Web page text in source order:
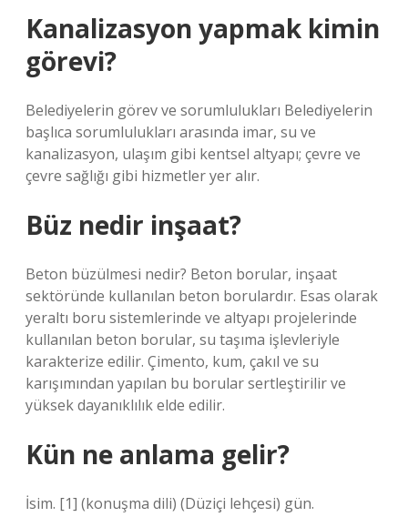
Kanalizasyon yapmak kimin
görevi?
Belediyelerin görev ve sorumlulukları Belediyelerin
başlıca sorumlulukları arasında imar, su ve
kanalizasyon, ulaşım gibi kentsel altyapı; çevre ve
çevre sağlığı gibi hizmetler yer alır.
Büz nedir inşaat?
Beton büzülmesi nedir? Beton borular, inşaat
sektöründe kullanılan beton borulardır. Esas olarak
yeraltı boru sistemlerinde ve altyapı projelerinde
kullanılan beton borular, su taşıma işlevleriyle
karakterize edilir. Çimento, kum, çakıl ve su
karışımından yapılan bu borular sertleştirilir ve
yüksek dayanıklılık elde edilir.
Kün ne anlama gelir?
İsim. [1] (konuşma dili) (Düziçi lehçesi) gün.